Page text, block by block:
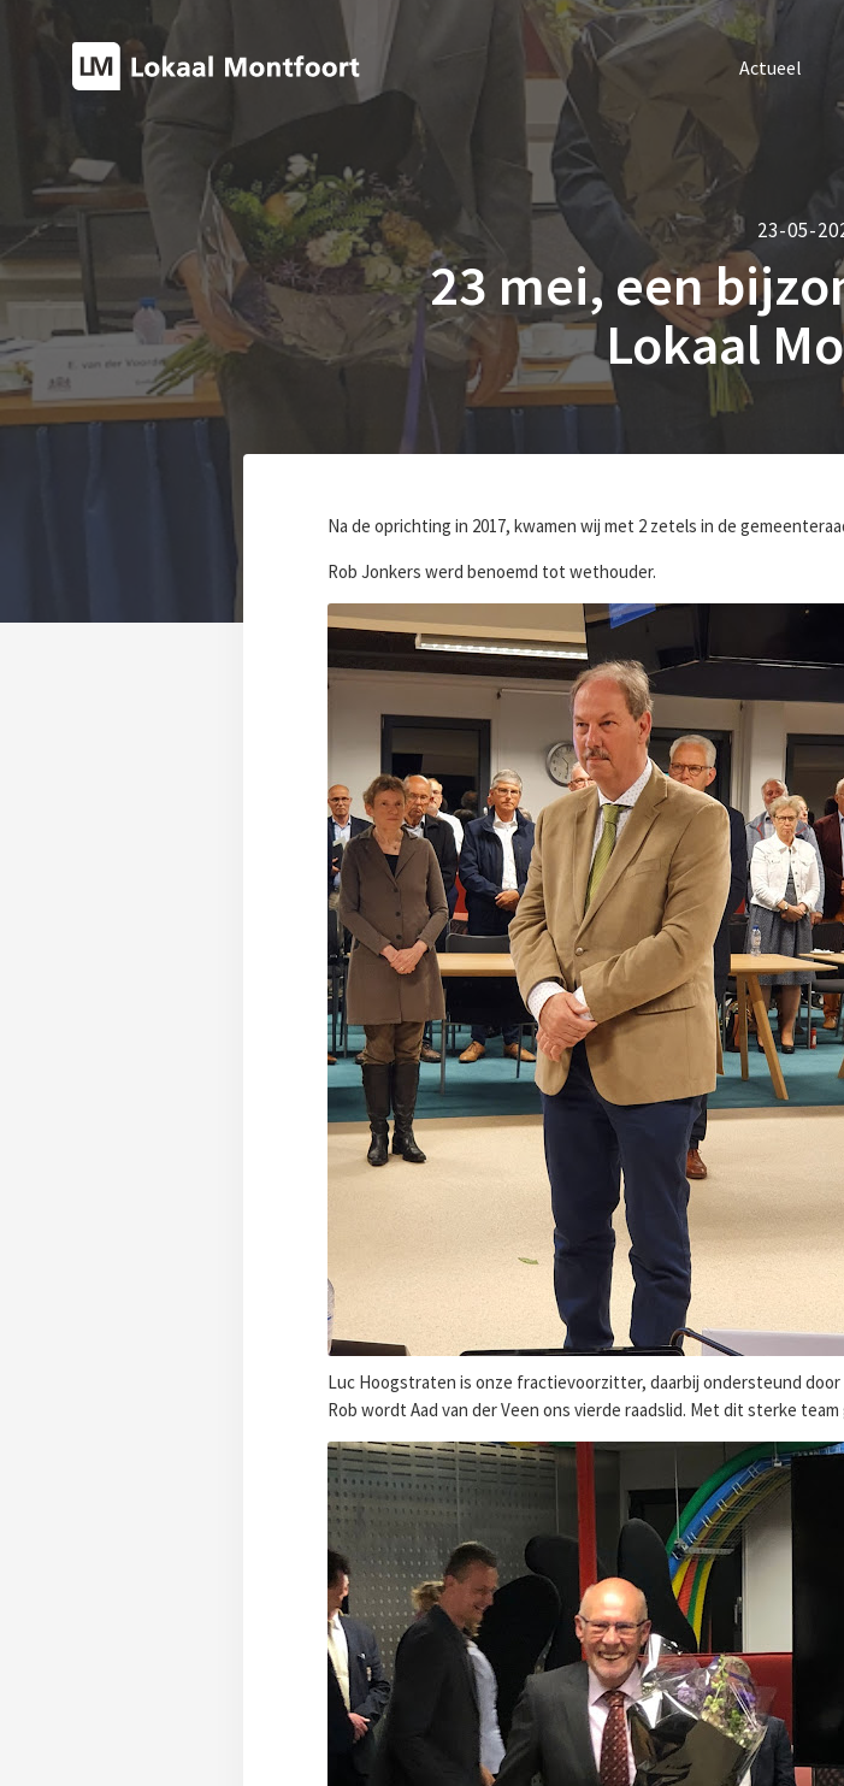
Actueel
23-05-
23 mei, een
Lokaal
Na de oprichting in 2017, kwamen wij met 2 zetels in de
Rob Jonkers werd benoemd tot wethouder.
Luc Hoogstraten is onze fractievoorzitter, daarbij ondersteund
Rob wordt Aad van der Veen ons vierde raadslid. Met dit sterke